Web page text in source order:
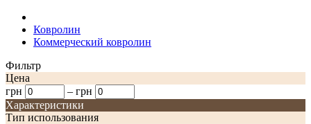
Ковролин
Коммерческий ковролин
Фильтр
Цена
грн
– грн
Характеристики
Тип использования